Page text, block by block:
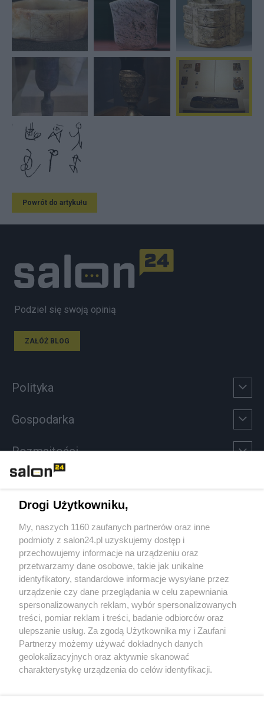
Powrót do artykułu
Podziel się swoją opinią
ZAŁÓŻ BLOG
Polityka
Gospodarka
Rozmaitości
Sport
Społeczeństwo
Kultura
X Facebook Instagram Youtube
Drogi Użytkowniku,
My, naszych 1160 zaufanych partnerów oraz inne
podmioty z salon24.pl uzyskujemy dostęp i
przechowujemy informacje na urządzeniu oraz
przetwarzamy dane osobowe, takie jak unikalne
identyfikatory, standardowe informacje wysyłane przez
urządzenie czy dane przeglądania w celu zapewniania
spersonalizowanych reklam, wybór spersonalizowanych
treści, pomiar reklam i treści, badanie odbiorców oraz
ulepszanie usług. Za zgodą Użytkownika my i Zaufani
Partnerzy możemy używać dokładnych danych
geolokalizacyjnych oraz aktywnie skanować
charakterystykę urządzenia do celów identyfikacji.